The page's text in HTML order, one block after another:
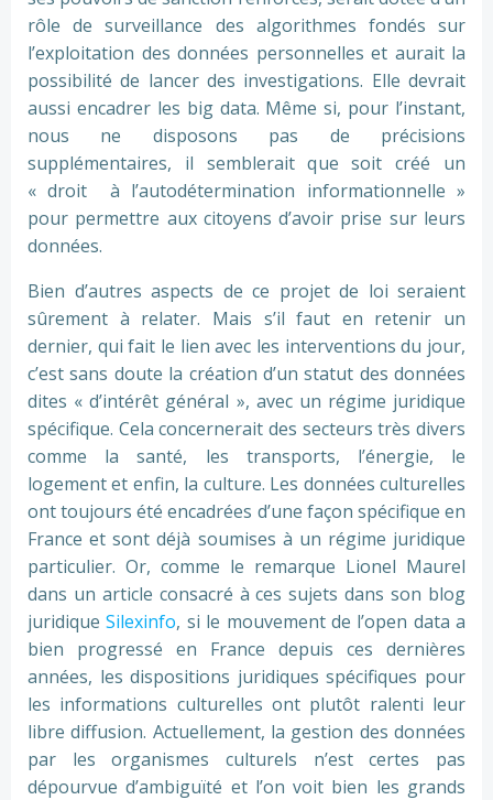
rôle de surveillance des algorithmes fondés sur
l’exploitation des données personnelles et aurait la
possibilité de lancer des investigations. Elle devrait
aussi encadrer les big data. Même si, pour l’instant,
nous ne disposons pas de précisions
supplémentaires, il semblerait que soit créé un
« droit à l’autodétermination informationnelle »
pour permettre aux citoyens d’avoir prise sur leurs
données.
Bien d’autres aspects de ce projet de loi seraient
sûrement à relater. Mais s’il faut en retenir un
dernier, qui fait le lien avec les interventions du jour,
c’est sans doute la création d’un statut des données
dites « d’intérêt général », avec un régime juridique
spécifique. Cela concernerait des secteurs très divers
comme la santé, les transports, l’énergie, le
logement et enfin, la culture. Les données culturelles
ont toujours été encadrées d’une façon spécifique en
France et sont déjà soumises à un régime juridique
particulier. Or, comme le remarque Lionel Maurel
dans un article consacré à ces sujets dans son blog
juridiqueSilexinfo, si le mouvement de l’open data a
bien progressé en France depuis ces dernières
années, les dispositions juridiques spécifiques pour
les informations culturelles ont plutôt ralenti leur
libre diffusion. Actuellement, la gestion des données
par les organismes culturels n’est certes pas
dépourvue d’ambiguïté et l’on voit bien les grands